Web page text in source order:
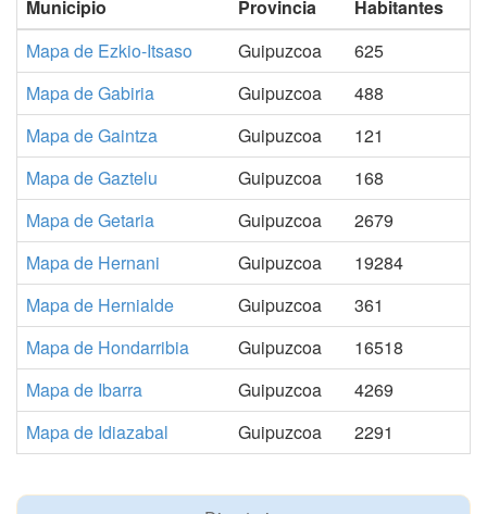
Municipio Provincia
Habitantes
Mapa de Ezkio-Itsaso
Guipuzcoa
625
Mapa de Gabiria
Guipuzcoa
488
Mapa de Gaintza
Guipuzcoa
121
Mapa de Gaztelu
Guipuzcoa
168
Mapa de Getaria
Guipuzcoa
2679
Mapa de Hernani
Guipuzcoa
19284
Mapa de Hernialde
Guipuzcoa
361
Mapa de Hondarribia
Guipuzcoa
16518
Mapa de Ibarra
Guipuzcoa
4269
Mapa de Idiazabal
Guipuzcoa 2291